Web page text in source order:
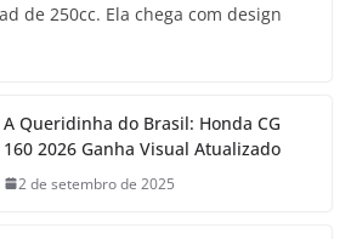
de 250cc. Ela chega com design
A Queridinha do Brasil: Honda CG
160 2026 Ganha Visual Atualizado
2 de setembro de 2025